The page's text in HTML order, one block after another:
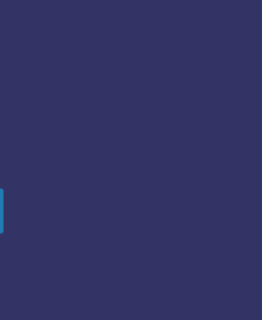
annan webbplats, öppnas